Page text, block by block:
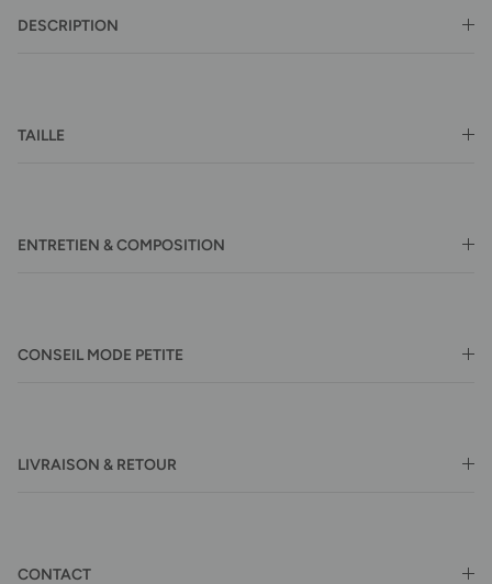
DESCRIPTION
TAILLE
ENTRETIEN & COMPOSITION
CONSEIL MODE PETITE
LIVRAISON & RETOUR
CONTACT